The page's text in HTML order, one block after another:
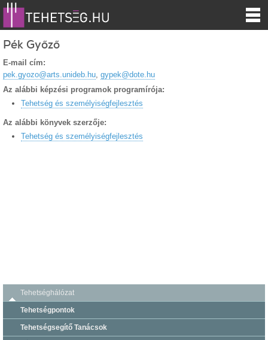
Pék Győző
E-mail cím:
pek.gyozo@arts.unideb.hu, gypek@dote.hu
Az alábbi képzési programok programírója:
Tehetség és személyiségfejlesztés
Az alábbi könyvek szerzője:
Tehetség és személyiségfejlesztés
Tehetséghálózat
Tehetségpontok
Tehetségsegítő Tanácsok